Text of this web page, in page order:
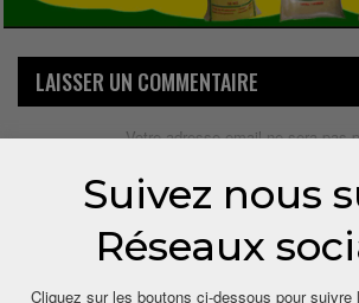
LAISSER UN COMMENTAIRE
Votre adresse email ne sera pas
Suivez nous
Réseaux
Cliquez sur les boutons ci-dessous pour suivre